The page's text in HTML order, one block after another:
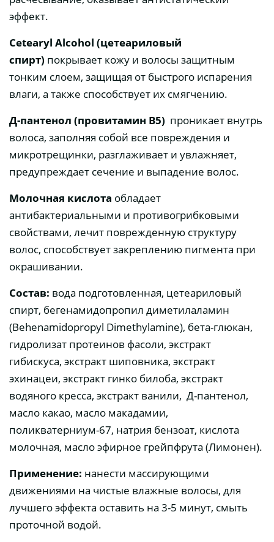
эффект.
Cеtearyl Alcohol (цетеариловый
спирт) покрывает кожу и волосы защитным
тонким слоем, защищая от быстрого испарения
влаги, а также способствует их смягчению.
Д-пантенол (провитамин В5) проникает внутрь
волоса, заполняя собой все повреждения и
микротрещинки, разглаживает и увлажняет,
предупреждает сечение и выпадение волос.
Молочная кислота обладает
антибактериальными и противогрибковыми
свойствами, лечит поврежденную структуру
волос, способствует закреплению пигмента при
окрашивании.
Состав: вода подготовленная, цетеариловый
спирт, бегенамидопропил диметилаламин
(Behenamidopropyl Dimethylamine), бета-глюкан,
гидролизат протеинов фасоли, экстракт
гибискуса, экстракт шиповника, экстракт
эхинацеи, экстракт гинко билоба, экстракт
водяного кресса, экстракт ванили, Д-пантенол,
масло какао, масло макадамии,
поликватерниум-67, натрия бензоат, кислота
молочная, масло эфирное грейпфрута (Лимонен).
Применение: нанести массирующими
движениями на чистые влажные волосы, для
лучшего эффекта оставить на 3-5 минут, смыть
проточной водой.